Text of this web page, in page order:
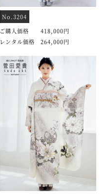
No.3204
ご購入価格 418,000円
レンタル価格 264,000円